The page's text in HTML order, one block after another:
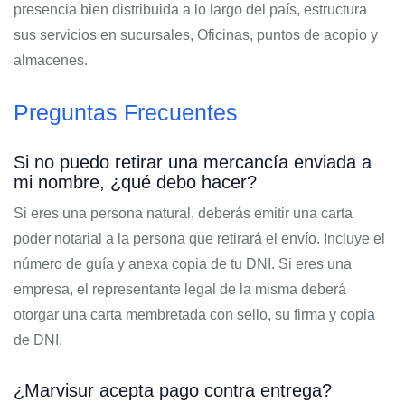
presencia bien distribuida a lo largo del país, estructura
sus servicios en sucursales, Oficinas, puntos de acopio y
almacenes.
Preguntas Frecuentes
Si no puedo retirar una mercancía enviada a
mi nombre, ¿qué debo hacer?
Si eres una persona natural, deberás emitir una carta
poder notarial a la persona que retirará el envío. Incluye el
número de guía y anexa copia de tu DNI. Si eres una
empresa, el representante legal de la misma deberá
otorgar una carta membretada con sello, su firma y copia
de DNI.
¿Marvisur acepta pago contra entrega?